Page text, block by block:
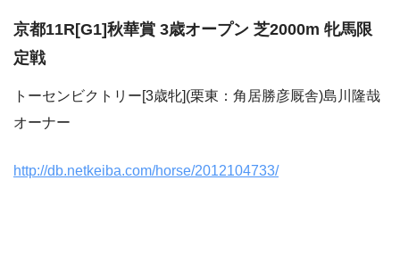
京都11R[G1]秋華賞 3歳オープン 芝2000m 牝馬限
定戦
トーセンビクトリー[3歳牝](栗東：角居勝彦厩舎)島川隆哉
オーナー
http://db.netkeiba.com/horse/2012104733/